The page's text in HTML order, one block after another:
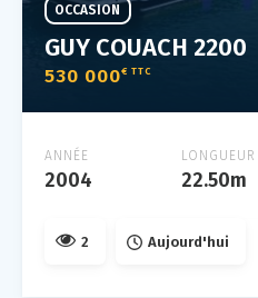
GUY COUACH 2200
530 000€ TTC
OCCASION
ANNÉE
2004
LONGUEUR
22.50m
2 Aujourd'hui